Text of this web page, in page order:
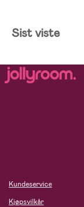
Sist viste
Kundeservice
Kjøpsvilkår